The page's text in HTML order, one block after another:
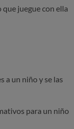
juegue con ella
a un niño y se las
para un niño